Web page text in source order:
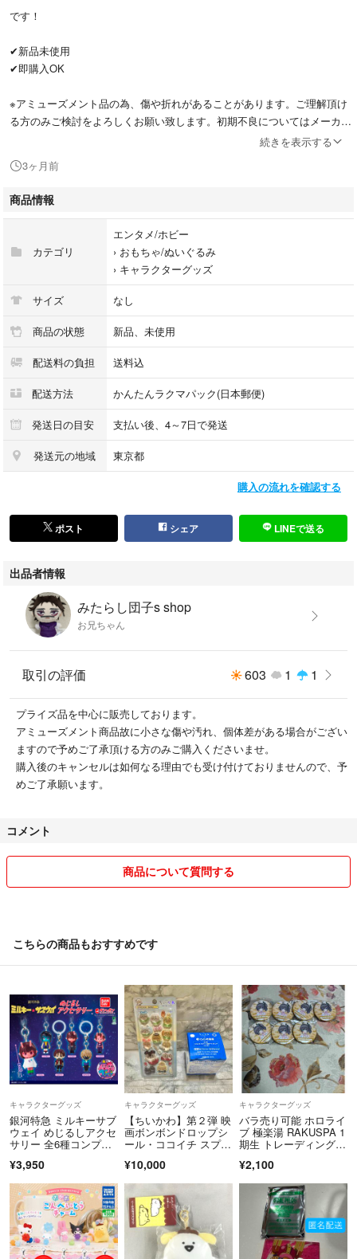
です！
✔︎新品未使用
✔︎即購入OK
※アミューズメント品の為、傷や折れがあることがあります。ご理解頂け
る方のみご検討をよろしくお願い致します。初期不良についてはメーカー
ヒロアカ
ちびぐるみ
ぬいぐるみ
僕のヒーローアカデミア
緑谷出久
麗日お茶子
かっちゃん
轟焦凍
切島鋭児郎
八百万百
常闇踏陰
オールマイト
ホークス
トガヒミコ/渡我被身子
マスコット
ともぬい
物間寧人
ミルコ
天喰環
続きを表示する
3ヶ月前
商品情報
カテゴリ
エンタメ/ホビー
› おもちゃ/ぬいぐるみ
› キャラクターグッズ
サイズ なし
商品の状態 新品、未使用
配送料の負担 送料込
配送方法 かんたんラクマパック(日本郵便)
発送日の目安 支払い後、4～7日で発送
発送元の地域 東京都
購入の流れを確認する
ポスト シェア LINEで送る
出品者情報
みたらし団子s shop
お兄ちゃん
取引の評価 603 1 1
プライズ品を中心に販売しております。
アミューズメント商品故に小さな傷や汚れ、個体差がある場合がござい
ますので予めご了承頂ける方のみご購入くださいませ。
購入後のキャンセルは如何なる理由でも受け付けておりませんので、予
めご了承願います。
コメント
商品について質問する
こちらの商品もおすすめです
キャラクターグッズ
銀河特急 ミルキーサブ
ウェイ めじるしアクセ
サリー 全6種コンプセ
¥3,950
キャラクターグッズ
【ちいかわ】第２弾 映
画ボンボンドロップシ
ール・ココイチ スプー
¥10,000
キャラクターグッズ
バラ売り可能 ホロライ
ブ 極楽湯 RAKUSPA 1
期生 トレーディング缶
色まつり 7点
¥2,100